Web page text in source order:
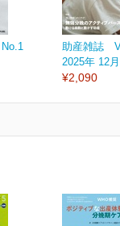
助産雑誌
2025年 12
¥2,090